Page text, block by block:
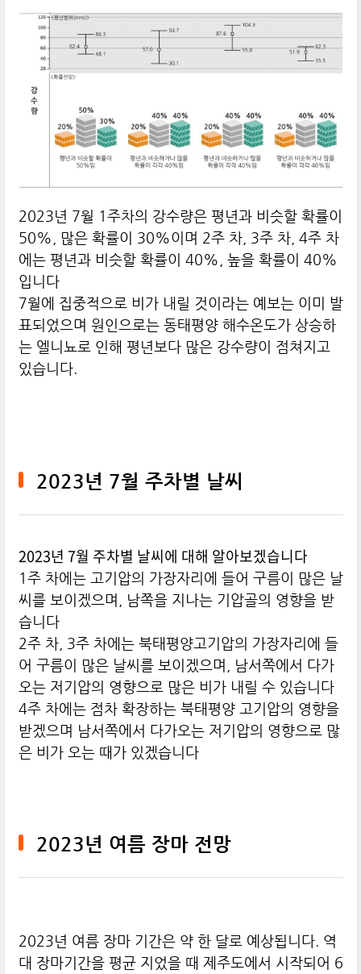
2023년 7월 1주차의 강수량은 평년과 비슷할 확률이
50%, 많은 확률이 30%이며 2주 차, 3주 차, 4주 차
에는 평년과 비슷할 확률이 40%, 높을 확률이 40%
입니다
7월에 집중적으로 비가 내릴 것이라는 예보는 이미 발
표되었으며 원인으로는 동태평양 해수온도가 상승하
는 엘니뇨로 인해 평년보다 많은 강수량이 점쳐지고
있습니다.
2023년 7월 주차별 날씨
2023년 7월 주차별 날씨에 대해 알아보겠습니다
1주 차에는 고기압의 가장자리에 들어 구름이 많은 날
씨를 보이겠으며, 남쪽을 지나는 기압골의 영향을 받
습니다
2주 차, 3주 차에는 북태평양고기압의 가장자리에 들
어 구름이 많은 날씨를 보이겠으며, 남서쪽에서 다가
오는 저기압의 영향으로 많은 비가 내릴 수 있습니다
4주 차에는 점차 확장하는 북태평양 고기압의 영향을
받겠으며 남서쪽에서 다가오는 저기압의 영향으로 많
은 비가 오는 때가 있겠습니다
2023년 여름 장마 전망
2023년 여름 장마 기간은 약 한 달로 예상됩니다. 역
대 장마기간을 평균 지었을 때 제주도에서 시작되어 6